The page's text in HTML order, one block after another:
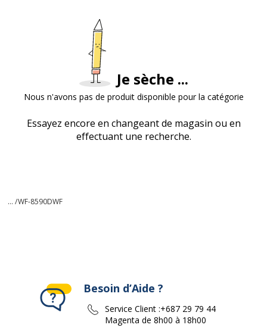
Je sèche ...
Nous n'avons pas de produit disponible pour la catégorie
Essayez encore en changeant de magasin ou en
effectuant une recherche.
... /WF-8590DWF
Besoin d’Aide ?
Service Client :+687 29 79 44
Magenta de 8h00 à 18h00